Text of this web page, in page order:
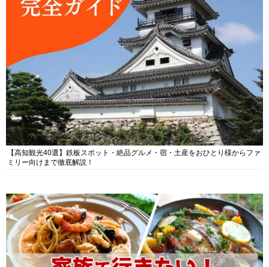
【高知観光40選】鉄板スポット・絶品グルメ・宿・土産をおひとり様からファ
ミリー向けまで徹底解説！